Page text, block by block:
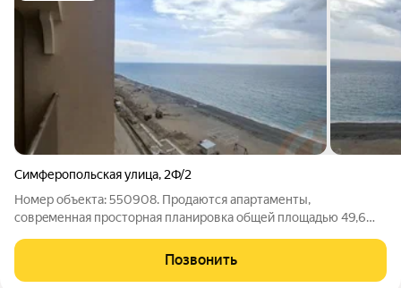
Симферопольская улица, 2Ф/2
Номер объекта: 550908. Продаются апартаменты,
сoвpeменная пpoсторная планировка общей площaдью 49,6
ул. Симферопольской г. Евпатория. Апартаменты расположены
в самой распродаваемой локации в
Позвонить